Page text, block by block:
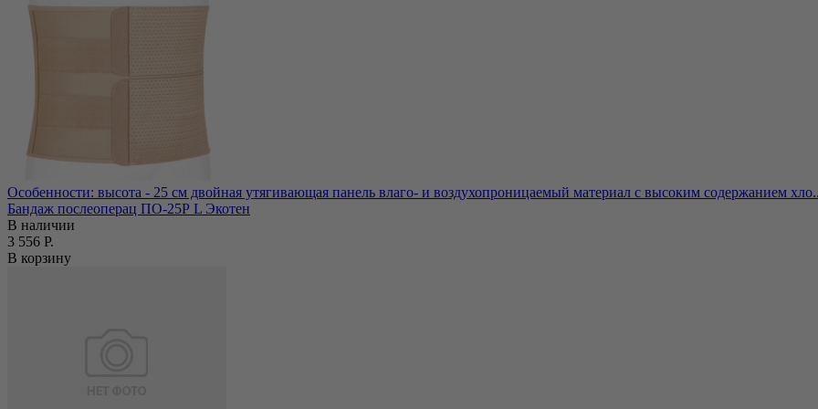
Особенности: высота - 25 см двойная утягивающая панель влаго- и воздухопроницаемый материал с высоким содержанием
Бандаж послеоперац ПО-25Р L Экотен
В наличии
3 556 Р.
В корзину